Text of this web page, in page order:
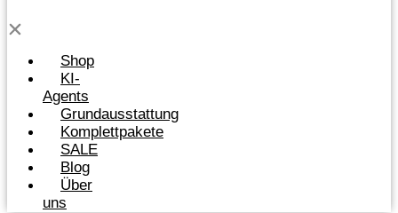
Shop
KI-
Agents
Grundausstattung
Komplettpakete
SALE
Blog
Über
uns